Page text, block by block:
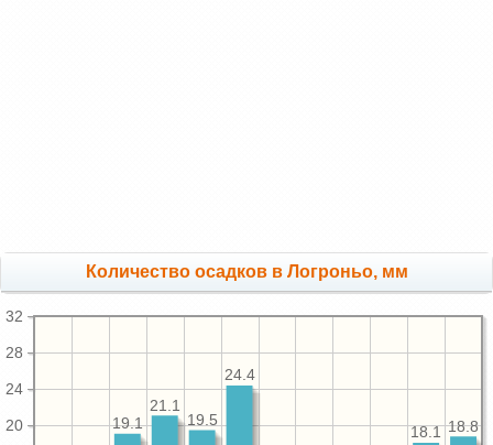
Количество осадков в Логроньо, мм
20
24
28
32
18.8
18.1
24.4
19.5
21.1
19.1